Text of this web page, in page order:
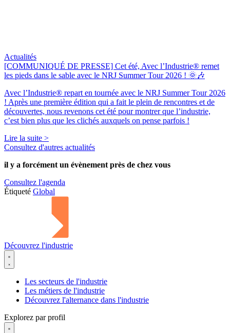
Actualités
[COMMUNIQUÉ DE PRESSE] Cet été, Avec l’Industrie® remet
les pieds dans le sable avec le NRJ Summer Tour 2026 ! 🌞🎶
Avec l’Industrie® repart en tournée avec le NRJ Summer Tour 2026
! Après une première édition qui a fait le plein de rencontres et de
découvertes, nous revenons cet été pour montrer que l’industrie,
c’est bien plus que les clichés auxquels on pense parfois !
Lire la suite >
Consultez d'autres actualités
il y a forcément un évènement près de chez vous
Consultez l'agenda
Étiqueté Global
Découvrez l'industrie
Les secteurs de l'industrie
Les métiers de l'industrie
Découvrez l'alternance dans l'industrie
Explorez par profil